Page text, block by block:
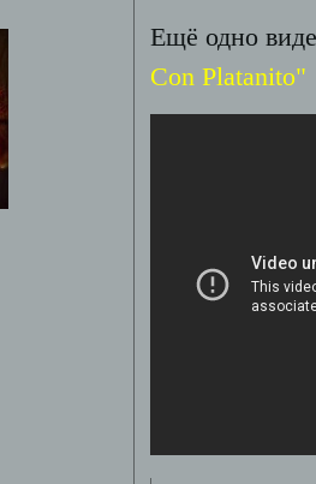
Ещё одно
Con Platanito"